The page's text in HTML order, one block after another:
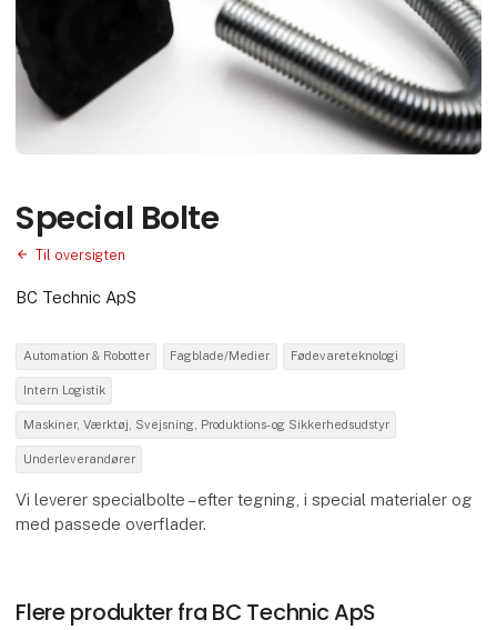
Special Bolte
Til oversigten
BC Technic ApS
Automation & Robotter Fagblade/Medier Fødevareteknologi
Intern Logistik
Maskiner, Værktøj, Svejsning, Produktions- og Sikkerhedsudstyr
Underleverandører
Vi leverer specialbolte – efter tegning, i special materialer og
med passede overflader.
Flere produkter fra BC Technic ApS